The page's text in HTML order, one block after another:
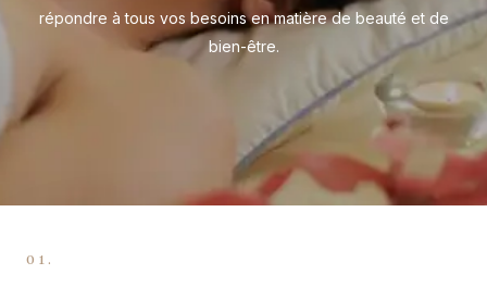
répondre à tous vos besoins en matière de beauté et de
bien-être.
01.